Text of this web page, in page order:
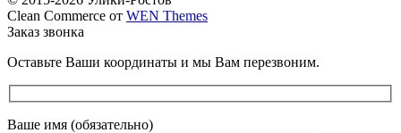
Clean Commerce от WEN Themes
Заказ звонка
Оставьте Ваши координаты и мы Вам перезвоним.
Ваше имя (обязательно)